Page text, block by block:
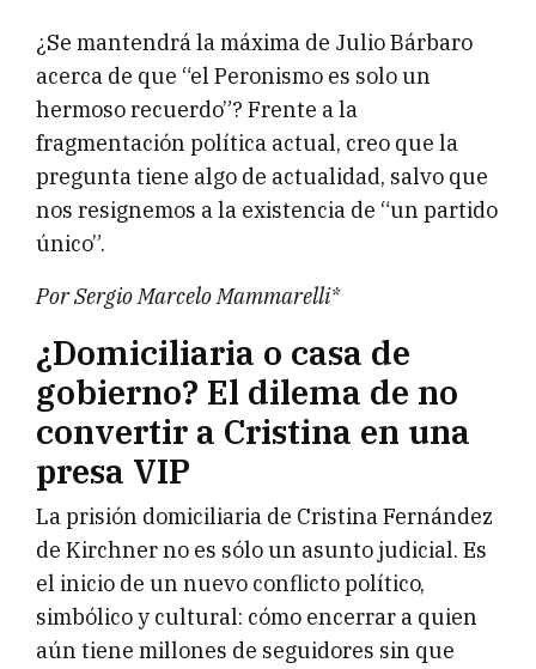
¿Se mantendrá la máxima de Julio Bárbaro
acerca de que “el Peronismo es solo un
hermoso recuerdo”? Frente a la
fragmentación política actual, creo que la
pregunta tiene algo de actualidad, salvo que
nos resignemos a la existencia de “un partido
único”.
Por Sergio Marcelo Mammarelli*
¿Domiciliaria o casa de
gobierno? El dilema de no
convertir a Cristina en una
presa VIP
La prisión domiciliaria de Cristina Fernández
de Kirchner no es sólo un asunto judicial. Es
el inicio de un nuevo conflicto político,
simbólico y cultural: cómo encerrar a quien
aún tiene millones de seguidores sin que